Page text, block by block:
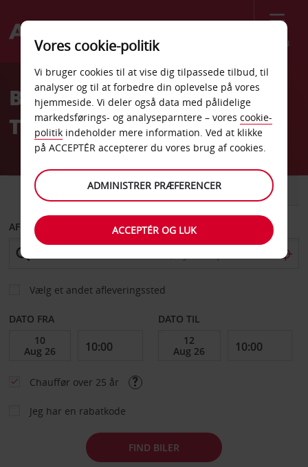
Menu
Welcome
AvisBilleje Northwest
Territories
VAREVOGN
AFHENT FRA
Vælg et andet afleveringssted
DATO FRA DATO TIL
Chauffør over 25 år
Jeg har en rabatkode
FIND BILER
Vores cookie-politik
Vi bruger cookies til at vise dig tilpassede tilbud, til
analyser og til at forbedre din oplevelse på vores
hjemmeside. Vi deler også data med pålidelige
markedsførings- og analyseparntere – vores cookie-
politik indeholder mere information. Ved at klikke
på ACCEPTÉR accepterer du vores brug af cookies.
ADMINISTRER PRÆFERENCER
ACCEPTÉR OG LUK